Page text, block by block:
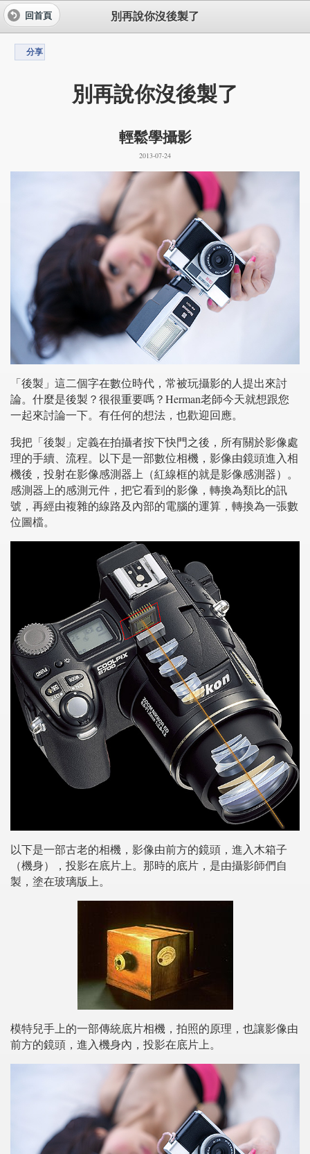
別再說你沒後製了
回首頁
分享
別再說你沒後製了
輕鬆學攝影
2013-07-24
「後製」這二個字在數位時代，常被玩攝影的人提出來討
論。什麼是後製？很很重要嗎？Herman老師今天就想跟您
一起來討論一下。有任何的想法，也歡迎回應。
我把「後製」定義在拍攝者按下快門之後，所有關於影像處
理的手續、流程。以下是一部數位相機，影像由鏡頭進入相
機後，投射在影像感測器上（紅線框的就是影像感測器）。
感測器上的感測元件，把它看到的影像，轉換為類比的訊
號，再經由複雜的線路及內部的電腦的運算，轉換為一張數
位圖檔。
以下是一部古老的相機，影像由前方的鏡頭，進入木箱子
（機身），投影在底片上。那時的底片，是由攝影師們自
製，塗在玻璃版上。
模特兒手上的一部傳統底片相機，拍照的原理，也讓影像由
前方的鏡頭，進入機身內，投影在底片上。